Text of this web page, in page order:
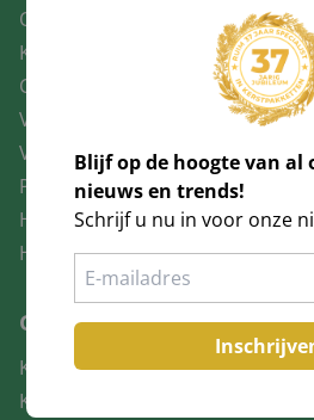
Over ons
Klantenservice
Contact
Voorwaarden consumenten
Voorwaarden bedrijven
Privacy statement
Herroepingsrecht
Huisregels
Gegevens
KVK: 16055670
Kerstpakketten.nl
Blijf op de hoogte van al
nieuws en trends!
Schrijf u nu in voor onze